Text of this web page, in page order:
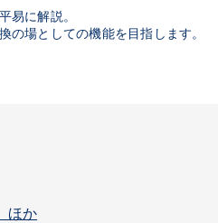
易に解説。
場としての機能を目指します。
ほか